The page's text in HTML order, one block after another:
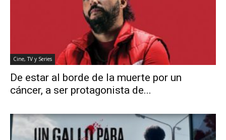
Cine, TV y Series
De estar al borde de la muerte por un
cáncer, a ser protagonista de...